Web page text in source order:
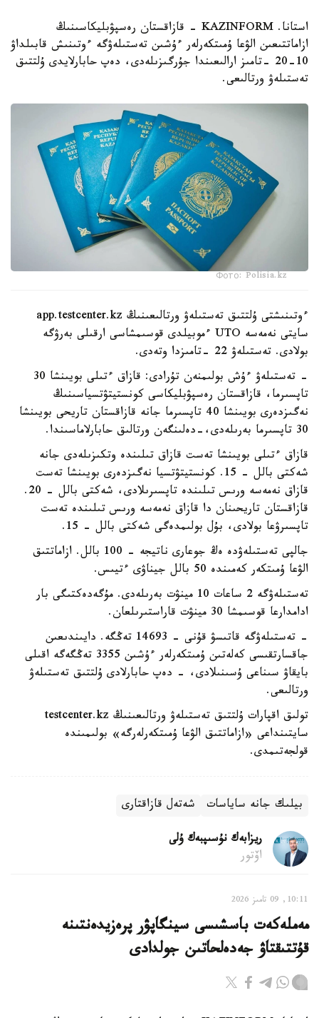
استانا. KAZINFORM - قازاقستان رەسپۋبليكاسىنىڭ
ازاماتتىعىن الۋعا ۇمىتكەرلەر ءۇشىن تەستىلەۋگە ءوتىنىش قابىلداۋ
10-20 -تامىز ارالىعىندا جۇرگىزىلەدى، دەپ حابارلايدى ۇلتتىق
تەستىلەۋ ورتالىعى.
Фото: Polisia.kz
ءوتىنىشتى ۇلتتىق تەستىلەۋ ورتالىعىنىڭ app.testcenter.kz
سايتى نەمەسە UTO ءموبيلدى قوسىمشاسى ارقىلى بەرۋگە
بولادى. تەستىلەۋ 22 -تامىزدا وتەدى.
- تەستىلەۋ ءۇش بولىمنەن تۇرادى: قازاق ءتىلى بويىنشا 30
تاپسىرما، قازاقستان رەسپۋبليكاسى كونستيتۋتسياسىنىڭ
نەگىزدەرى بويىنشا 40 تاپسىرما جانە قازاقستان تاريحى بويىنشا
30 تاپسىرما بەرىلەدى،-دەلىنگەن ورتالىق حابارلاماسىندا.
قازاق ءتىلى بويىنشا تەست قازاق تىلىندە وتكىزىلەدى جانە
شەكتى بالل - 15. كونستيتۋتسيا نەگىزدەرى بويىنشا تەست
قازاق نەمەسە ورىس تىلىندە تاپسىرىلادى، شەكتى بالل - 20.
قازاقستان تاريحىنان دا قازاق نەمەسە ورىس تىلىندە تەست
تاپسىرۋعا بولادى، بۇل بولىمدەگى شەكتى بالل - 15.
جالپى تەستىلەۋدە ەڭ جوعارى ناتيجە - 100 بالل. ازاماتتىق
الۋعا ۇمىتكەر كەمىندە 50 بالل جيناۋى ءتيىس.
تەستىلەۋگە 2 ساعات 10 مينۋت بەرىلەدى. مۇگەدەكتىگى بار
ادامدارعا قوسىمشا 30 مينۋت قاراستىرىلعان.
- تەستىلەۋگە قاتىسۋ قۇنى - 14693 تەڭگە. دايىندىعىن
جاقسارتقىسى كەلەتىن ۇمىتكەرلەر ءۇشىن 3355 تەڭگەگە اقىلى
بايقاۋ سىناعى ۇسىنىلادى، - دەپ حابارلادى ۇلتتىق تەستىلەۋ
ورتالىعى.
تولىق اقپارات ۇلتتىق تەستىلەۋ ورتالىعىنىڭ testcenter.kz
سايتىنداعى «ازاماتتىق الۋعا ۇمىتكەرلەرگە» بولىمىندە
قولجەتىمدى.
بيلىك جانە ساياسات شەتەل قازاقتارى
ريزابەك نۇسىپبەك ۇلى
اۆتور
10:11, 09 تامىز 2026
مەملەكەت باسشىسى سينگاپۋر پرەزيدەنتىنە
قۇتتىقتاۋ جەدەلحاتىن جولدادى